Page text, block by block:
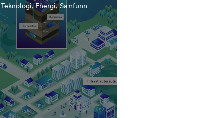
Teknologi, Energi, Samfunn